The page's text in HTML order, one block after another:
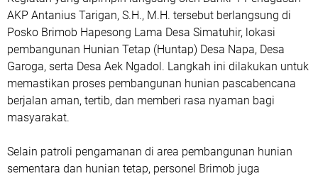
AKP Antanius Tarigan, S.H., M.H. tersebut berlangsung di
Posko Brimob Hapesong Lama Desa Simatuhir, lokasi
pembangunan Hunian Tetap (Huntap) Desa Napa, Desa
Garoga, serta Desa Aek Ngadol. Langkah ini dilakukan untuk
memastikan proses pembangunan hunian pascabencana
berjalan aman, tertib, dan memberi rasa nyaman bagi
masyarakat.
Selain patroli pengamanan di area pembangunan hunian
sementara dan hunian tetap, personel Brimob juga